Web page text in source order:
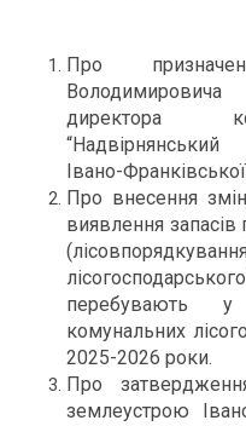
Про
директора
“Надвірнянський
Івано-
Про внесення
виявлення запасів
перебувають у
комунальних
2025-2026 роки.
Про
землеустрою